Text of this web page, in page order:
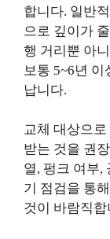
합니다. 일반
으로 깊이가
행 거리뿐 아
보통 5~6년
납니다.
교체 대상으
받는 것을 권
열, 펑크 여부,
기 점검을 통
것이 바람직합